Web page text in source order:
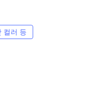
컬러 등